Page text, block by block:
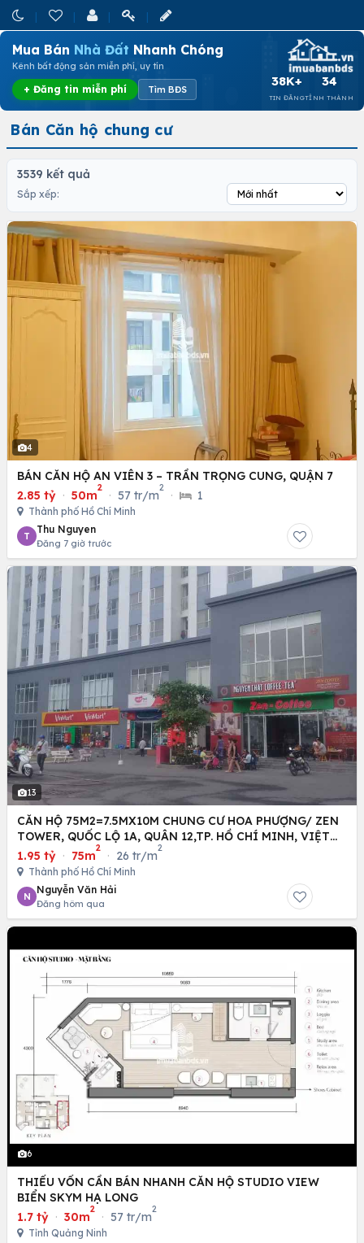
Mua Bán Nhà Đất Nhanh Chóng
Kênh bất động sản miễn phí, uy tín
+ Đăng tin miễn phí Tìm BĐS
38K+
TIN ĐĂNG
34
TỈNH THÀNH
Bán Căn hộ chung cư
3539 kết quả
Sắp xếp:
4
BÁN CĂN HỘ AN VIÊN 3 – TRẦN TRỌNG CUNG, QUẬN 7
2.85 tỷ · 50m
2
· 57 tr/m
2
· 1
Thành phố Hồ Chí Minh
T
Thu Nguyen
Đăng 7 giờ trước
13
CĂN HỘ 75M2=7.5MX10M CHUNG CƯ HOA PHƯỢNG/ ZEN
TOWER, QUỐC LỘ 1A, QUÂN 12,TP. HỒ CHÍ MINH, VIỆT
NAM
1.95 tỷ · 75m
2
· 26 tr/m
2
Thành phố Hồ Chí Minh
N
Nguyễn Văn Hải
Đăng hôm qua
6
THIẾU VỐN CẦN BÁN NHANH CĂN HỘ STUDIO VIEW
BIỂN SKYM HẠ LONG
1.7 tỷ · 30m
2
· 57 tr/m
2
Tỉnh Quảng Ninh